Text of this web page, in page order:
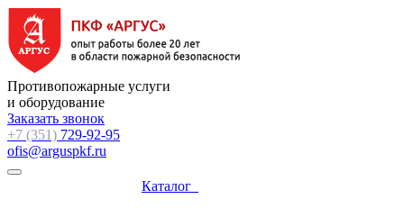
Противопожарные услуги
и оборудование
Заказать звонок
+7 (351) 729-92-95
ofis@arguspkf.ru
Каталог